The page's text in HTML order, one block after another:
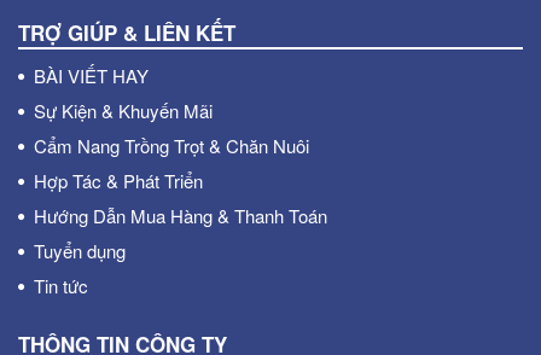
TRỢ GIÚP & LIÊN KẾT
BÀI VIẾT HAY
Sự Kiện & Khuyến Mãi
Cẩm Nang Trồng Trọt & Chăn Nuôi
Hợp Tác & Phát Triển
Hướng Dẫn Mua Hàng & Thanh Toán
Tuyển dụng
Tin tức
THÔNG TIN CÔNG TY